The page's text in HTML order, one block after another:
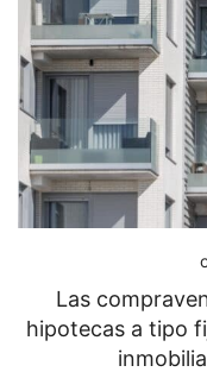
Las
hipotecas a tipo